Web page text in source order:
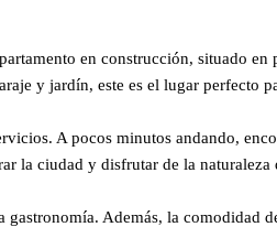
en construcción, situado
y jardín, este es el lugar perfecto
A pocos minutos andando,
la ciudad y disfrutar de la naturaleza
Además, la comodidad